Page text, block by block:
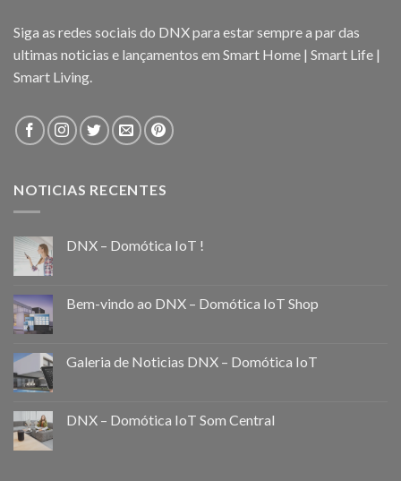
Siga as redes sociais do DNX para estar sempre a par das
ultimas noticias e lançamentos em Smart Home | Smart Life |
Smart Living.
NOTICIAS RECENTES
DNX – Domótica IoT !
Bem-vindo ao DNX – Domótica IoT Shop
Galeria de Noticias DNX – Domótica IoT
DNX – Domótica IoT Som Central